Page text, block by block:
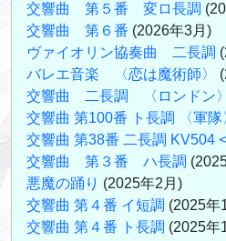
交響曲 第５番 変ロ長調
交響曲 第６番 (2026年3月)
ヴァイオリン協奏曲 二長調
バレエ音楽 〈恋は魔術師〉
交響曲 二長調 〈ロンドン〉
交響曲 第100番 ト長調 〈軍隊
交響曲 第38番 二長調 KV504
交響曲 第３番 ハ長調
悪魔の踊り (2025年2月)
交響曲 第４番 イ短調 (2025年
交響曲 第４番 ト長調 (2025年